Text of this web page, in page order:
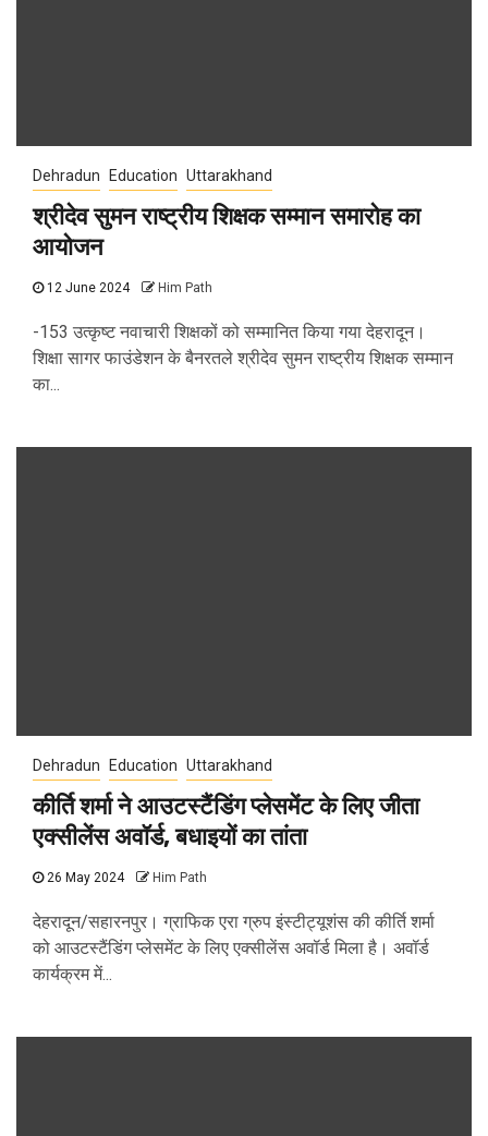
Dehradun Education Uttarakhand
श्रीदेव सुमन राष्ट्रीय शिक्षक सम्मान समारोह का
आयोजन
12 June 2024 Him Path
-153 उत्कृष्ट नवाचारी शिक्षकों को सम्मानित किया गया देहरादून।
शिक्षा सागर फाउंडेशन के बैनरतले श्रीदेव सुमन राष्ट्रीय शिक्षक सम्मान
का...
Dehradun Education Uttarakhand
कीर्ति शर्मा ने आउटस्टैंडिंग प्लेसमेंट के लिए जीता
एक्सीलेंस अवॉर्ड, बधाइयों का तांता
26 May 2024 Him Path
देहरादून/सहारनपुर। ग्राफिक एरा ग्रुप इंस्टीट्यूशंस की कीर्ति शर्मा
को आउटस्टैंडिंग प्लेसमेंट के लिए एक्सीलेंस अवॉर्ड मिला है। अवॉर्ड
कार्यक्रम में...